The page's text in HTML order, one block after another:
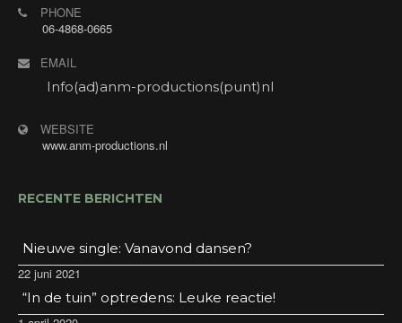
daar zoek ik de mooiste liedjes uit om te zingen.
Ook voor alleen deze avond ben je van harte
niet- hotelgasten verkrijgbaar in de hal.
Adres: Stadsbroek 17, 9405 BK Assen.
PHONE
06-4868-0665
EMAIL
Info(ad)anm-productions(punt)nl
WEBSITE
www.anm-productions.nl
RECENTE BERICHTEN
Nieuwe single: Vanavond dansen?
22 juni 2021
“In de tuin” optredens: Leuke reactie!